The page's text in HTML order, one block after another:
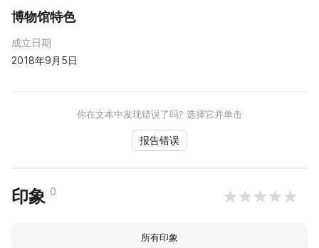
博物馆特色
成立日期
2018年9月5日
你在文本中发现错误了吗? 选择它并单击
报告错误
印象 0
所有印象